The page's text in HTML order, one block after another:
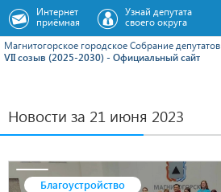
Магнитогорское городское Cобрание депутатов
VII созыв (2025-2030) - Официальный сайт
Интернет
приёмная
Узнай депутата
своего округа
Новости за 21 июня 2023
Благоустройство